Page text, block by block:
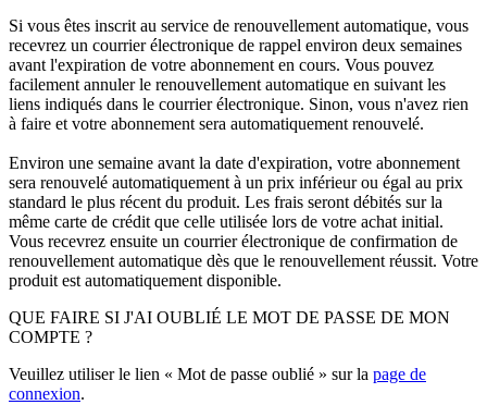
Si vous êtes inscrit au service de renouvellement automatique, vous
recevrez un courrier électronique de rappel environ deux semaines
avant l'expiration de votre abonnement en cours. Vous pouvez
facilement annuler le renouvellement automatique en suivant les
liens indiqués dans le courrier électronique. Sinon, vous n'avez rien
à faire et votre abonnement sera automatiquement renouvelé.
Environ une semaine avant la date d'expiration, votre abonnement
sera renouvelé automatiquement à un prix inférieur ou égal au prix
standard le plus récent du produit. Les frais seront débités sur la
même carte de crédit que celle utilisée lors de votre achat initial.
Vous recevrez ensuite un courrier électronique de confirmation de
renouvellement automatique dès que le renouvellement réussit. Votre
produit est automatiquement disponible.
QUE FAIRE SI J'AI OUBLIÉ LE MOT DE PASSE DE MON
COMPTE ?
Veuillez utiliser le lien « Mot de passe oublié » sur la page de
connexion.